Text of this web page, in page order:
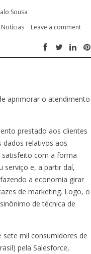
Sousa
Notícias Leave a comment
aprimorar o atendimento
prestado aos clientes
relativos aos
satisfeito com a forma
serviço e, a partir daí,
a economia girar
de marketing. Logo, o
de técnica de
sete mil consumidores de
pela Salesforce,